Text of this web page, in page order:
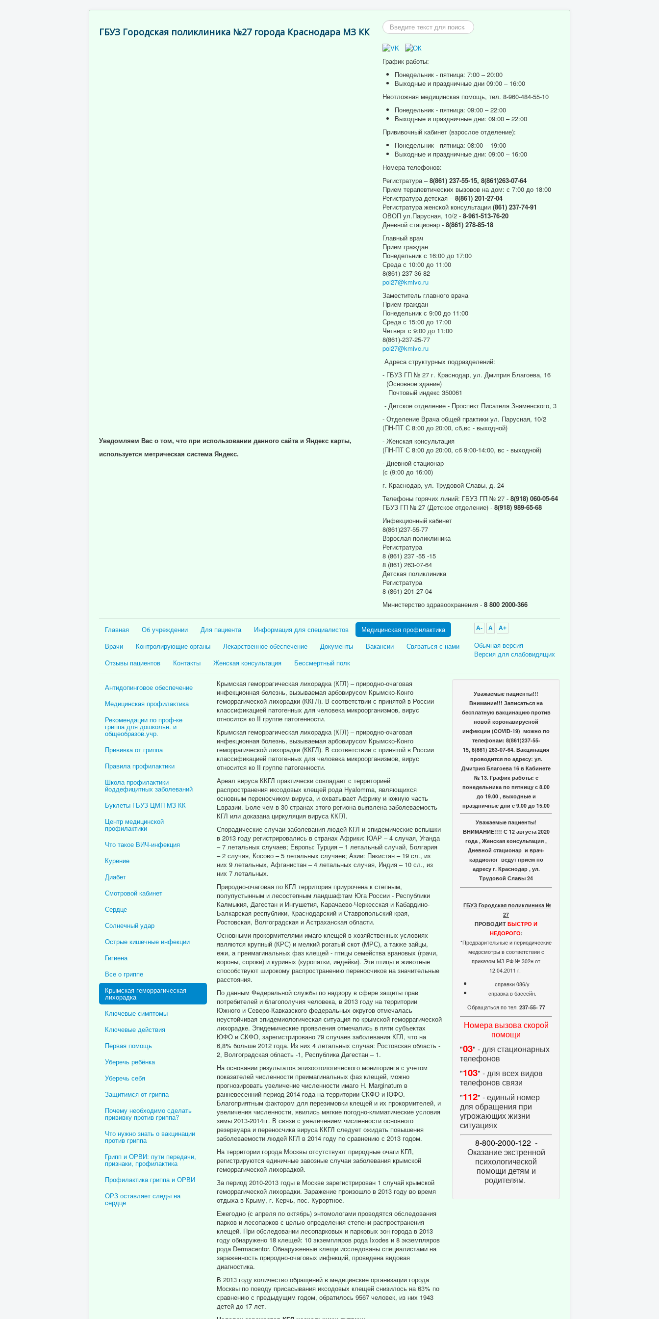
ГБУЗ Городская поликлиника №27 города Краснодара МЗ КК
Уведомляем Вас о том, что при использовании данного сайта и Яндекс карты,
используется метрическая система Яндекс.
Искать...
График работы:
Понедельник - пятница: 7:00 – 20:00
Выходные и праздничные дни 09:00 – 16:00
Неотложная медицинская помощь, тел. 8-960-484-55-10
Понедельник - пятница: 09:00 – 22:00
Выходные и праздничные дни: 09:00 – 22:00
Прививочный кабинет (взрослое отделение):
Понедельник - пятница: 08:00 – 19:00
Выходные и праздничные дни: 09:00 – 16:00
Номера телефонов:
Регистратура –8(861) 237-55-15, 8(861)263-07-64
Прием терапевтических вызовов на дом: с 7:00 до 18:00
Регистратура детская –8(861) 201-27-04
Регистратура женской консультации (861) 237-74-91
ОВОП ул.Парусная, 10/2 - 8-961-513-76-20
Дневной стационар - 8(861) 278-85-18
Главный врач
Прием граждан
Понедельник с 16:00 до 17:00
Среда с 10:00 до 11:00
8(861) 237 36 82
pol27@kmivc.ru
Заместитель главного врача
Прием граждан
Понедельник с 9:00 до 11:00
Среда с 15:00 до 17:00
Четверг с 9:00 до 11:00
8(861)-237-25-77
pol27@kmivc.ru
Адреса структурных подразделений:
- ГБУЗ ГП № 27 г. Краснодар, ул. Дмитрия Благоева, 16
(Основное здание)
Почтовый индекс 350061
- Детское отделение - Проспект Писателя Знаменского, 3
- Отделение Врача общей практики ул. Парусная, 10/2
(ПН-ПТ С 8:00 до 20:00, сб,вс - выходной)
- Женская консультация
(ПН-ПТ С 8:00 до 20:00, сб 9:00-14:00, вс - выходной)
- Дневной стационар
(с (9:00 до 16:00)
г. Краснодар, ул. Трудовой Славы, д. 24
Телефоны горячих линий: ГБУЗ ГП № 27 - 8(918) 060-05-64
ГБУЗ ГП № 27 (Детское отделение) - 8(918) 989-65-68
Инфекционный кабинет
8(861)237-55-77
Взрослая поликлиника
Регистратура
8 (861) 237 -55 -15
8 (861) 263-07-64
Детская поликлиника
Регистратура
8 (861) 201-27-04
Министерство здравоохранения - 8 800 2000-366
A- A A+
Обычная версия
Версия для слабовидящих
Главная Об учреждении Для пациента Информация для специалистов
Медицинская профилактика
Врачи
Контролирующие органы Лекарственное обеспечение Документы Вакансии
Связаться с нами
Отзывы пациентов
Контакты Женская консультация Бессмертный полк
Антидопинговое обеспечение
Медицинская профилактика
Рекомендации по проф-ке
гриппа для дошкольн. и
общеобразов.учр.
Прививка от гриппа
Правила профилактики
Школа профилактики
йоддефицитных заболеваний
Буклеты ГБУЗ ЦМП МЗ КК
Центр медицинской
профилактики
Что такое ВИЧ-инфекция
Курение
Диабет
Смотровой кабинет
Сердце
Солнечный удар
Острые кишечные инфекции
Гигиена
Все о гриппе
Крымская геморрагическая
лихорадка
Ключевые симптомы
Ключевые действия
Первая помощь
Уберечь ребёнка
Уберечь себя
Защитимся от гриппа
Почему необходимо сделать
прививку против гриппа?
Что нужно знать о вакцинации
против гриппа
Грипп и ОРВИ: пути передачи,
признаки, профилактика
Профилактика гриппа и ОРВИ
ОРЗ оставляет следы на
сердце
Крымская геморрагическая лихорадка (КГЛ) – природно-очаговая
инфекционная болезнь, вызываемая арбовирусом Крымско-Конго
геморрагической лихорадки (ККГЛ). В соответствии с принятой в России
классификацией патогенных для человека микроорганизмов, вирус
относится ко II группе патогенности.
Крымская геморрагическая лихорадка (КГЛ) – природно-очаговая
инфекционная болезнь, вызываемая арбовирусом Крымско-Конго
геморрагической лихорадки (ККГЛ). В соответствии с принятой в России
классификацией патогенных для человека микроорганизмов, вирус
относится ко II группе патогенности.
Ареал вируса ККГЛ практически совпадает с территорией
распространения иксодовых клещей рода Hyalomma, являющихся
основным переносчиком вируса, и охватывает Африку и южную часть
Евразии. Боле чем в 30 странах этого региона выявлена заболеваемость
КГЛ или доказана циркуляция вируса ККГЛ.
Спорадические случаи заболевания людей КГЛ и эпидемические вспышки
в 2013 году регистрировались в странах Африки: ЮАР – 4 случая, Уганда
– 7 летальных случаев; Европы: Турция – 1 летальный случай, Болгария
– 2 случая, Косово – 5 летальных случаев; Азии: Пакистан – 19 сл., из
них 9 летальных, Афганистан – 4 летальных случая, Индия – 10 сл., из
них 7 летальных.
Природно-очаговая по КГЛ территория приурочена к степным,
полупустынным и лесостепным ландшафтам Юга России - Республики
Калмыкия, Дагестан и Ингушетия, Карачаево-Черкесская и Кабардино-
Балкарская республики, Краснодарский и Ставропольский края,
Ростовская, Волгоградская и Астраханская области.
Основными прокормителями имаго клещей в хозяйственных условиях
являются крупный (КРС) и мелкий рогатый скот (МРС), а также зайцы,
ежи, а преимагинальных фаз клещей - птицы семейства врановых (грачи,
вороны, сороки) и куриных (куропатки, индейки). Эти птицы и животные
способствуют широкому распространению переносчиков на значительные
расстояния.
По данным Федеральной службы по надзору в сфере защиты прав
потребителей и благополучия человека, в 2013 году на территории
Южного и Северо-Кавказского федеральных округов отмечалась
неустойчивая эпидемиологическая ситуация по крымской геморрагической
лихорадке. Эпидемические проявления отмечались в пяти субъектах
ЮФО и СКФО, зарегистрировано 79 случаев заболевания КГЛ, что на
6,8% больше 2012 года. Из них 4 летальных случая: Ростовская область -
2, Волгоградская область -1, Республика Дагестан – 1.
На основании результатов эпизоотологического мониторинга с учетом
показателей численности преимагинальных фаз клещей, можно
прогнозировать увеличение численности имаго H. Marginatum в
ранневесенний период 2014 года на территории СКФО и ЮФО.
Благоприятным фактором для перезимовки клещей и их прокормителей, и
увеличения численности, явились мягкие погодно-климатические условия
зимы 2013-2014гг. В связи с увеличением численности основного
резервуара и переносчика вируса ККГЛ следует ожидать повышения
заболеваемости людей КГЛ в 2014 году по сравнению с 2013 годом.
На территории города Москвы отсутствуют природные очаги КГЛ,
регистрируются единичные завозные случаи заболевания крымской
геморрагической лихорадкой.
За период 2010-2013 годы в Москве зарегистрирован 1 случай крымской
геморрагической лихорадки. Заражение произошло в 2013 году во время
отдыха в Крыму, г. Керчь, пос. Курортное.
Ежегодно (с апреля по октябрь) энтомологами проводятся обследования
парков и лесопарков с целью определения степени распространения
клещей. При обследовании лесопарковых и парковых зон города в 2013
году обнаружено 18 клещей: 10 экземпляров рода Ixodes и 8 экземпляров
рода Dermacentor. Обнаруженные клещи исследованы специалистами на
зараженность природно-очаговых инфекций, проведена видовая
диагностика.
В 2013 году количество обращений в медицинские организации города
Москвы по поводу присасывания иксодовых клещей снизилось на 63% по
сравнению с предыдущим годом, обратилось 9567 человек, из них 1943
детей до 17 лет.
Уважаемые пациенты!!!
Внимание!!! Записаться на
бесплатную вакцинацию против
новой коронавирусной
инфекции (COVID-19) можно по
телефонам: 8(861)237-55-
15, 8(861) 263-07-64. Вакцинация
проводится по адресу: ул.
Дмитрия Благоева 16 в Кабинете
№ 13. График работы: с
понедельника по пятницу с 8.00
до 19.00 , выходные и
праздничные дни с 9.00 до 15.00
Уважаемые пациенты!
ВНИМАНИЕ!!!! С 12 августа 2020
года , Женская консультация ,
Дневной стационар и врач-
кардиолог ведут прием по
адресу г. Краснодар , ул.
Трудовой Славы 24
ГБУЗ Городская поликлиника №
27
ПРОВОДИТ БЫСТРО И
НЕДОРОГО:
*Предварительные и периодические
медосмотры в соответствии с
приказом МЗ РФ № 302н от
12.04.2011 г.
справки 086/у
справка в бассейн.
Обращаться по тел. 237-55- 77
Номера вызова скорой
помощи
"03" - для стационарных
телефонов
"103" - для всех видов
телефонов связи
"112" - единый номер
для обращения при
угрожающих жизни
ситуациях
8-800-2000-122-
Оказание экстренной
психологической
помощи детям и
родителям.